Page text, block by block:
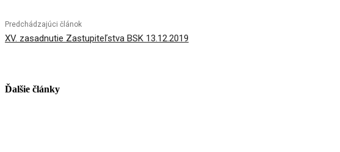
Predchádzajúci článok
XV. zasadnutie Zastupiteľstva BSK 13.12.2019
Ďalšie články